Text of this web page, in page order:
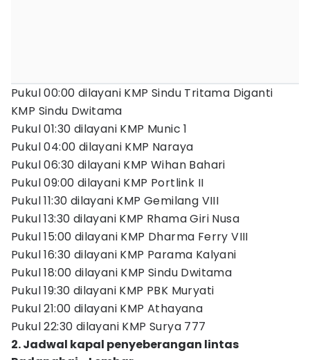
Pukul 00:00 dilayani KMP Sindu Tritama Diganti
KMP Sindu Dwitama
Pukul 01:30 dilayani KMP Munic 1
Pukul 04:00 dilayani KMP Naraya
Pukul 06:30 dilayani KMP Wihan Bahari
Pukul 09:00 dilayani KMP Portlink II
Pukul 11:30 dilayani KMP Gemilang VIII
Pukul 13:30 dilayani KMP Rhama Giri Nusa
Pukul 15:00 dilayani KMP Dharma Ferry VIII
Pukul 16:30 dilayani KMP Parama Kalyani
Pukul 18:00 dilayani KMP Sindu Dwitama
Pukul 19:30 dilayani KMP PBK Muryati
Pukul 21:00 dilayani KMP Athayana
Pukul 22:30 dilayani KMP Surya 777
2. Jadwal kapal penyeberangan lintas